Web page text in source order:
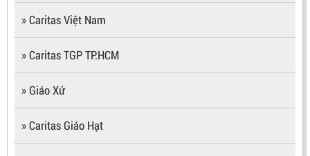
» Caritas Việt Nam
» Caritas TGP TP.HCM
» Giáo Xứ
» Caritas Giáo Hạt